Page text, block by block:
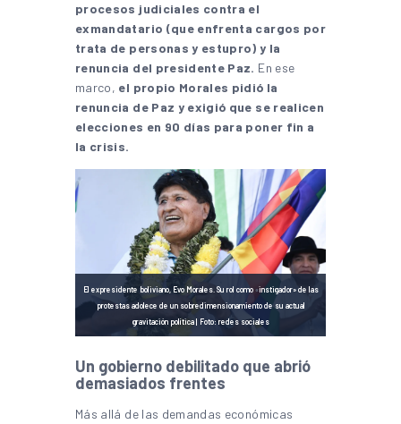
procesos judiciales contra el
exmandatario (que enfrenta cargos por
trata de personas y estupro) y la
renuncia del presidente Paz. En ese
marco, el propio Morales pidió la
renuncia de Paz y exigió que se realicen
elecciones en 90 días para poner fin a
la crisis.
El expresidente boliviano, Evo Morales. Su rol como «instigador» de las
protestas adolece de un sobredimensionamiento de su actual
gravitación política | Foto: redes sociales
Un gobierno debilitado que abrió
demasiados frentes
Más allá de las demandas económicas